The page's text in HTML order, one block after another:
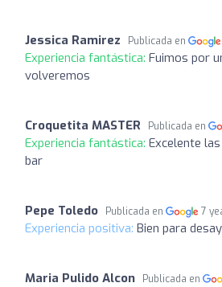
Jessica Ramirez Publicada en
Experiencia fantástica: Fuimos por
volveremos
Croquetita MASTER Publicada en
Experiencia fantástica: Excelente
bar
Pepe Toledo Publicada en 7
Experiencia positiva: Bien para
Maria Pulido Alcon Publicada en